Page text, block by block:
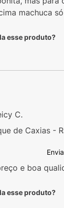
machuca
esse produto?
e boa
esse produto?
C.
de Caxias -